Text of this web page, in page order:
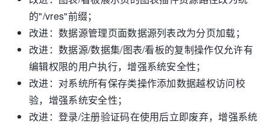
的"/vres"前缀；
改进：数据源管理页面数据源列表改为分页加载；
改进：数据源/数据集/图表/看板的复制操作仅允许有
编辑权限的用户执行，增强系统安全性；
改进：对系统所有保存类操作添加数据越权访问校
验，增强系统安全性；
改进：登录/注册验证码在使用后立即废弃，增强系统